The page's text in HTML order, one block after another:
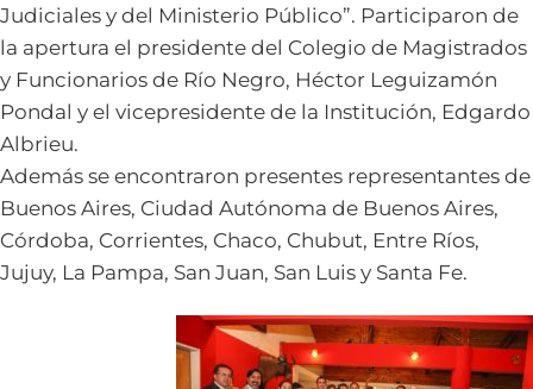
Judiciales y del Ministerio Público”. Participaron de
la apertura el presidente del Colegio de Magistrados
y Funcionarios de Río Negro, Héctor Leguizamón
Pondal y el vicepresidente de la Institución, Edgardo
Albrieu.
Además se encontraron presentes representantes de
Buenos Aires, Ciudad Autónoma de Buenos Aires,
Córdoba, Corrientes, Chaco, Chubut, Entre Ríos,
Jujuy, La Pampa, San Juan, San Luis y Santa Fe.